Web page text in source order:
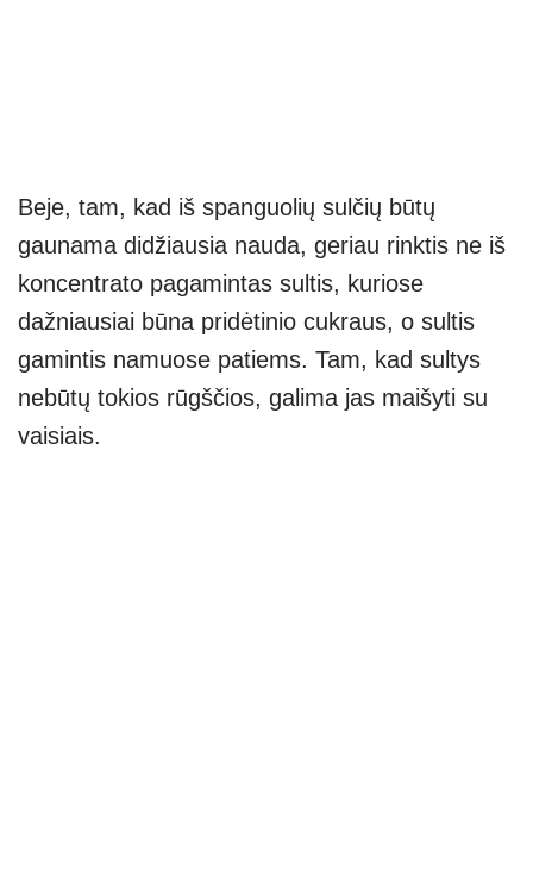
Beje, tam, kad iš spanguolių sulčių būtų
gaunama didžiausia nauda, geriau rinktis ne iš
koncentrato pagamintas sultis, kuriose
dažniausiai būna pridėtinio cukraus, o sultis
gamintis namuose patiems. Tam, kad sultys
nebūtų tokios rūgščios, galima jas maišyti su
vaisiais.